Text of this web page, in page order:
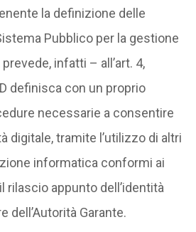
la definizione delle
Pubblico per la gestione
infatti – all’art. 4,
definisca con un proprio
necessarie a consentire
digitale, tramite l’utilizzo di altri
informatica conformi ai
rilascio appunto dell’identità
dell’Autorità Garante.